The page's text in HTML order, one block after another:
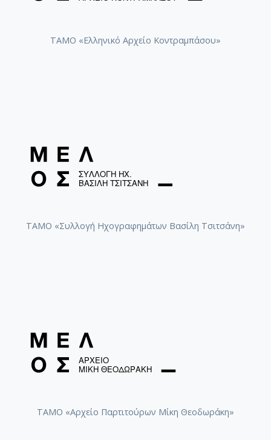
ΤΑΜΟ «Ελληνικό Αρχείο Κοντραμπάσου»
ΤΑΜΟ «Συλλογή Ηχογραφημάτων Βασίλη Τσιτσάνη»
ΤΑΜΟ «Αρχείο Παρτιτούρων Μίκη Θεοδωράκη»